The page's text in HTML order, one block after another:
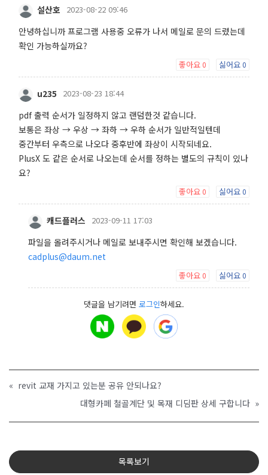
설산호 2023-08-22 09:46
안녕하십니까 프로그램 사용중 오류가 나서 메일로 문의 드렸는데
확인 가능하실까요?
좋아요 0 싫어요0
u235 2023-08-23 18:44
pdf 출력 순서가 일정하지 않고 랜덤한것 같습니다.
보통은 좌상 → 우상 → 좌하 → 우하 순서가 일반적일텐데
중간부터 우측으로 나오다 중후반에 좌상이 시작되네요.
PlusX 도 같은 순서로 나오는데 순서를 정하는 별도의 규칙이 있나
요?
좋아요 0 싫어요0
캐드플러스 2023-09-11 17:03
파일을 올려주시거나 메일로 보내주시면 확인해 보겠습니다.
cadplus@daum.net
좋아요 0 싫어요0
댓글을 남기려면 로그인하세요.
« revit 교재 가지고 있는분 공유 안되나요?
대형카페 철골계단 및 목재 디딤판 상세 구합니다 »
목록보기